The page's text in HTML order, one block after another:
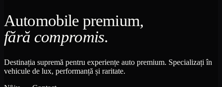
Automobile premium,
fără compromis.
Destinația supremă pentru experiențe auto premium. Specializați în
vehicule de lux, performanță și raritate.